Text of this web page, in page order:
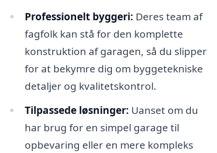
Professionelt byggeri: Deres team af
fagfolk kan stå for den komplette
konstruktion af garagen, så du slipper
for at bekymre dig om byggetekniske
detaljer og kvalitetskontrol.
Tilpassede løsninger: Uanset om du
har brug for en simpel garage til
opbevaring eller en mere kompleks